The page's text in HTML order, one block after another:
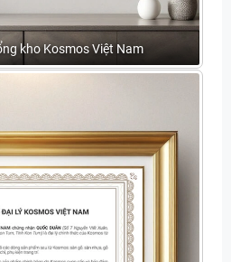
kho Kosmos Việt Nam